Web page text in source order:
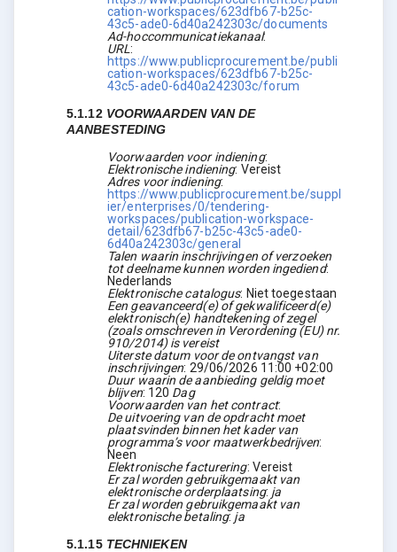
cation-workspaces/623dfb67-b25c-
43c5-ade0-6d40a242303c/documents
Ad-hoccommunicatiekanaal:
URL:
https://www.publicprocurement.be/publi
cation-workspaces/623dfb67-b25c-
43c5-ade0-6d40a242303c/forum
5.1.12 VOORWAARDEN VAN DE
AANBESTEDING
Voorwaarden voor indiening:
Elektronische indiening: Vereist
Adres voor indiening:
https://www.publicprocurement.be/suppl
ier/enterprises/0/tendering-
workspaces/publication-workspace-
detail/623dfb67-b25c-43c5-ade0-
6d40a242303c/general
Talen waarin inschrijvingen of verzoeken
tot deelname kunnen worden ingediend:
Nederlands
Elektronische catalogus: Niet toegestaan
Een geavanceerd(e) of gekwalificeerd(e)
elektronisch(e) handtekening of zegel
(zoals omschreven in Verordening (EU) nr.
910/2014) is vereist
Uiterste datum voor de ontvangst van
inschrijvingen: 29/06/2026 11:00 +02:00
Duur waarin de aanbieding geldig moet
blijven: 120 Dag
Voorwaarden van het contract:
De uitvoering van de opdracht moet
plaatsvinden binnen het kader van
programma’s voor maatwerkbedrijven:
Neen
Elektronische facturering: Vereist
Er zal worden gebruikgemaakt van
elektronische orderplaatsing: ja
Er zal worden gebruikgemaakt van
elektronische betaling: ja
5.1.15 TECHNIEKEN